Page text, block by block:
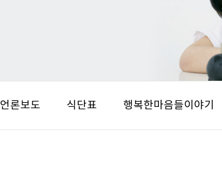
언론보도 식단표 행복한마음들이야기